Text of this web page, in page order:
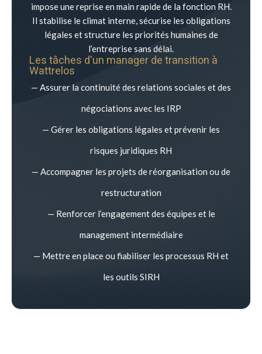
impose une reprise en main rapide de la fonction RH.
Il stabilise le climat interne, sécurise les obligations
légales et structure les priorités humaines de
l’entreprise sans délai.
Les tâches d'un manager de transition à
Wattrelos
— Assurer la continuité des relations sociales et des
négociations avec les IRP
— Gérer les obligations légales et prévenir les
risques juridiques RH
— Accompagner les projets de réorganisation ou de
restructuration
— Renforcer l’engagement des équipes et le
management intermédiaire
— Mettre en place ou fiabiliser les processus RH et
les outils SIRH